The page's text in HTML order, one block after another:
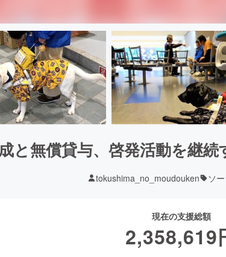
と無償貸与、啓発活動を継
tokushima_no_moudouken ソ
現在の支援総額
2,358,619